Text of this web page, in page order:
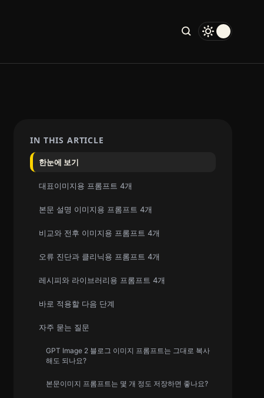
IN THIS ARTICLE
한눈에 보기
대표이미지용 프롬프트 4개
본문 설명 이미지용 프롬프트 4개
비교와 전후 이미지용 프롬프트 4개
오류 진단과 클리닉용 프롬프트 4개
레시피와 라이브러리용 프롬프트 4개
바로 적용할 다음 단계
자주 묻는 질문
GPT Image 2 블로그 이미지 프롬프트는 그대로 복사
해도 되나요?
본문이미지 프롬프트는 몇 개 정도 저장하면 좋나요?